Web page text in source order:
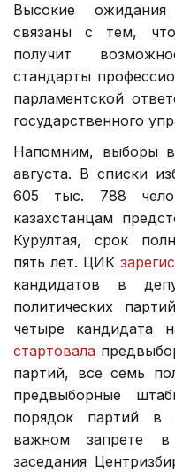
Высокие ожидания
связаны с тем,
получит
стандарты
парламентской
государственного
Напомним, выборы в
августа. В списки
605 тыс. 788
казахстанцам
Курултая, срок
пять лет. ЦИК
кандидатов в
политических
четыре кандидата
стартовала
партий, все семь
предвыборные
порядок партий в
важном запрете
заседания